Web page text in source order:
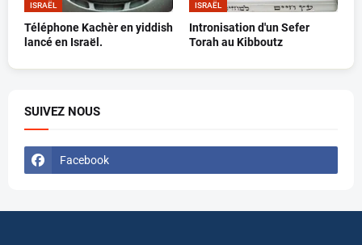
ISRAËL
Téléphone Kachèr en yiddish
lancé en Israël.
ISRAËL
Intronisation d'un Sefer
Torah au Kibboutz
SUIVEZ NOUS
Facebook